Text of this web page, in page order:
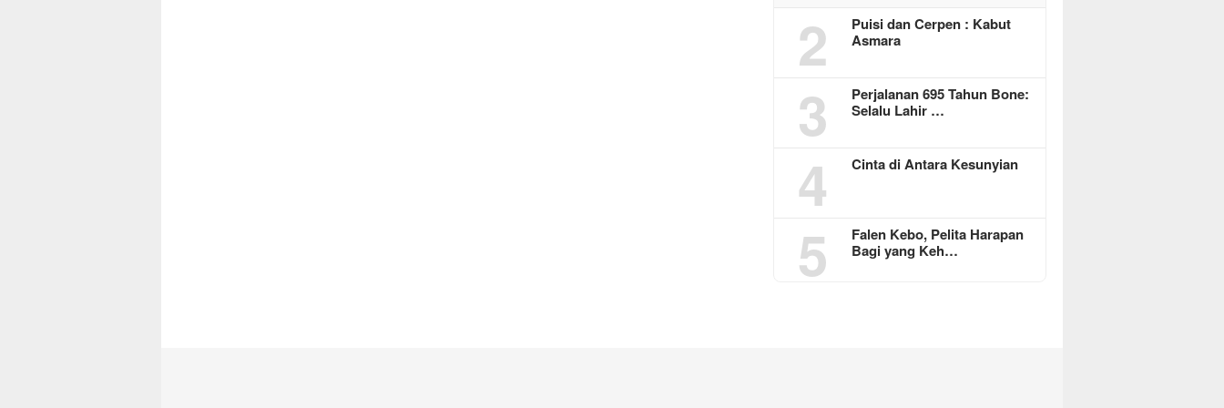
2
Puisi dan Cerpen : Kabut
Asmara
3
Perjalanan 695 Tahun Bone:
Selalu Lahir …
4 Cinta di Antara Kesunyian
5
Falen Kebo, Pelita Harapan
Bagi yang Keh…